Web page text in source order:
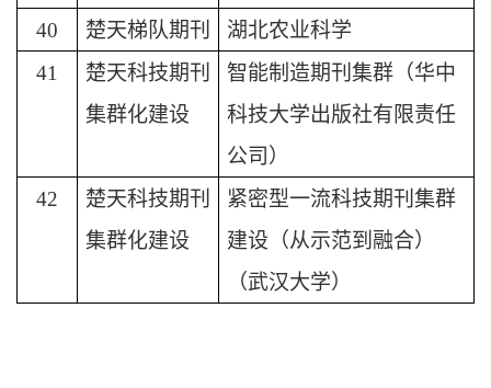
40
楚天梯队期刊
湖北农业科学
41
楚天科技期刊
集群化建设
智能制造期刊集群（华中
科技大学出版社有限责任
公司）
42
楚天科技期刊
集群化建设
紧密型一流科技期刊集群
建设（从示范到融合）
（武汉大学）